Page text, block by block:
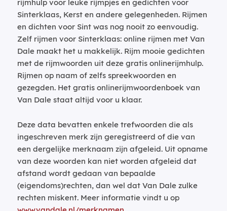
rijmhulp voor leuke rijmpjes en gedichten voor
Sinterklaas, Kerst en andere gelegenheden. Rijmen
en dichten voor Sint was nog nooit zo eenvoudig.
Zelf rijmen voor Sinterklaas: online rijmen met Van
Dale maakt het u makkelijk. Rijm mooie gedichten
met de rijmwoorden uit deze gratis onlinerijmhulp.
Rijmen op naam of zelfs spreekwoorden en
gezegden. Het gratis onlinerijmwoordenboek van
Van Dale staat altijd voor u klaar.
Deze data bevatten enkele trefwoorden die als
ingeschreven merk zijn geregistreerd of die van
een dergelijke merknaam zijn afgeleid. Uit opname
van deze woorden kan niet worden afgeleid dat
afstand wordt gedaan van bepaalde
(eigendoms)rechten, dan wel dat Van Dale zulke
rechten miskent. Meer informatie vindt u op